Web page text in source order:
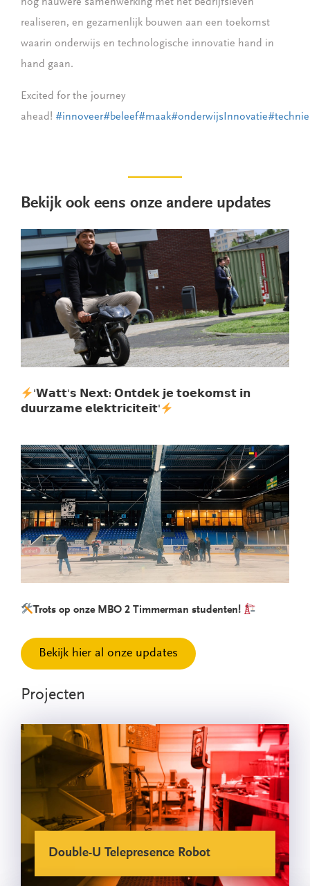
realiseren, en gezamenlijk bouwen aan een toekomst
waarin onderwijs en technologische innovatie hand in
hand gaan.
Excited for the journey
ahead! #innoveer#beleef#maak#onderwijsInnovatie
Bekijk ook eens onze andere updates
'𝗪𝗮𝘁𝘁'𝘀 𝗡𝗲𝘅𝘁: 𝗢𝗻𝘁𝗱𝗲𝗸 𝗷𝗲 𝘁𝗼𝗲𝗸𝗼𝗺𝘀𝘁 𝗶𝗻
𝗱𝘂𝘂𝗿𝘇𝗮𝗺𝗲 𝗲𝗹𝗲𝗸𝘁𝗿𝗶𝗰𝗶𝘁𝗲𝗶𝘁'
Trots op onze MBO 2 Timmerman studenten!
Bekijk hier al onze updates
Projecten
Double-U Telepresence Robot